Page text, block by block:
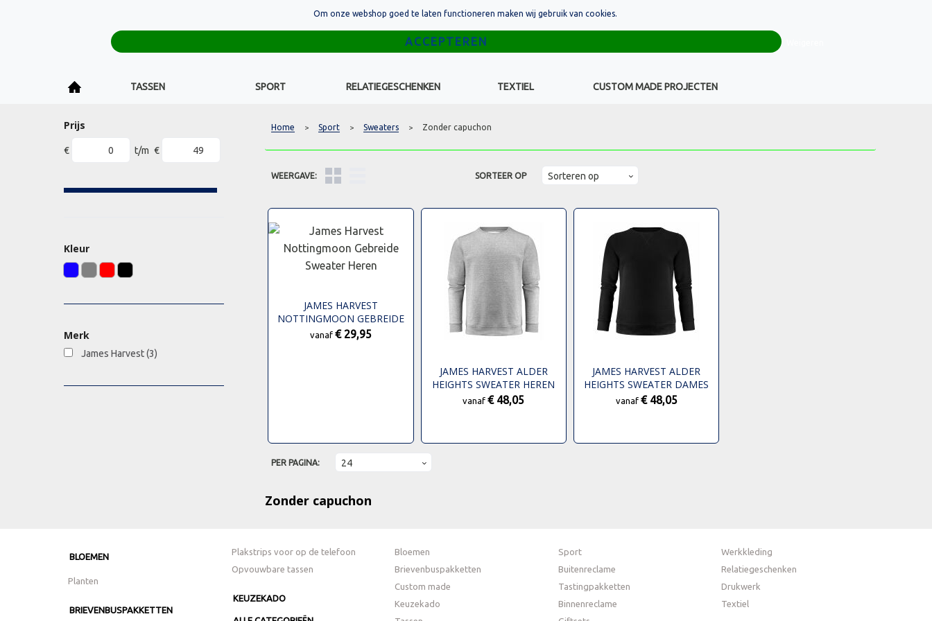
+32(0)16 43 54 19
TASSEN SPORT RELATIEGESCHENKEN TEXTIEL CUSTOM MADE PROJECTEN
Prijs
€ t/m €
Kleur
Merk
James Harvest (3)
Home > Sport > Sweaters > Zonder capuchon
WEERGAVE: SORTEER OP
JAMES HARVEST
NOTTINGMOON GEBREIDE
SWEATER HEREN
vanaf€ 29,95
JAMES HARVEST ALDER
HEIGHTS SWEATER HEREN
vanaf€ 48,05
JAMES HARVEST ALDER
HEIGHTS SWEATER DAMES
vanaf € 48,05
PER PAGINA:
Zonder capuchon
BLOEMEN
Planten
BRIEVENBUSPAKKETTEN
Plakstrips voor op de telefoon
Opvouwbare tassen
KEUZEKADO
Bloemen
Brievenbuspakketten
Custom made
Keuzekado
Sport
Buitenreclame
Tastingpakketten
Binnenreclame
Werkkleding
Relatiegeschenken
Drukwerk
Textiel
Om onze webshop goed te laten functioneren maken wij gebruik van cookies.